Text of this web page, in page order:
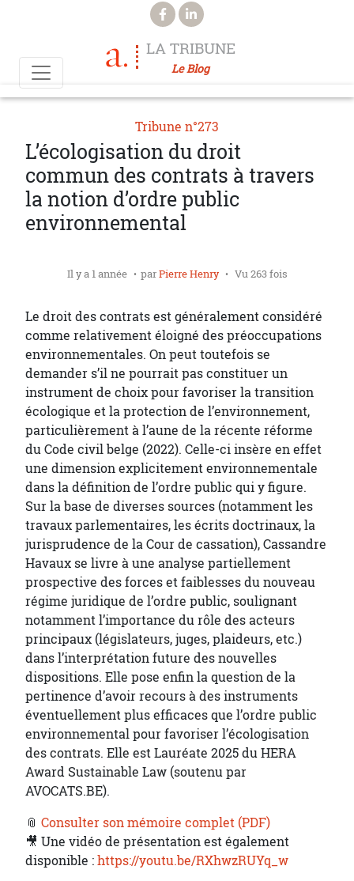
Aller au contenu principal
LA TRIBUNE
Le Blog
Tribune n°273
L’écologisation du droit
commun des contrats à travers
la notion d’ordre public
environnemental
Il y a 1 année parPierre Henry Vu 263 fois
Le droit des contrats est généralement considéré
comme relativement éloigné des préoccupations
environnementales. On peut toutefois se
demander s’il ne pourrait pas constituer un
instrument de choix pour favoriser la transition
écologique et la protection de l’environnement,
particulièrement à l’aune de la récente réforme
du Code civil belge (2022). Celle-ci insère en effet
une dimension explicitement environnementale
dans la définition de l’ordre public qui y figure.
Sur la base de diverses sources (notamment les
travaux parlementaires, les écrits doctrinaux, la
jurisprudence de la Cour de cassation), Cassandre
Havaux se livre à une analyse partiellement
prospective des forces et faiblesses du nouveau
régime juridique de l’ordre public, soulignant
notamment l’importance du rôle des acteurs
principaux (législateurs, juges, plaideurs, etc.)
dans l’interprétation future des nouvelles
dispositions. Elle pose enfin la question de la
pertinence d’avoir recours à des instruments
éventuellement plus efficaces que l’ordre public
environnemental pour favoriser l’écologisation
des contrats. Elle est Lauréate 2025 du HERA
Award Sustainable Law (soutenu par
AVOCATS.BE).
📎 Consulter son mémoire complet (PDF)
🎥 Une vidéo de présentation est également
disponible :https://youtu.be/RXhwzRUYq_w